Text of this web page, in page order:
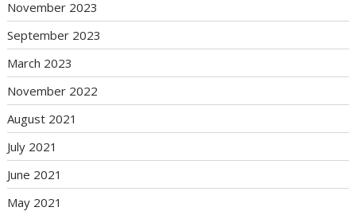
November 2023
September 2023
March 2023
November 2022
August 2021
July 2021
June 2021
May 2021